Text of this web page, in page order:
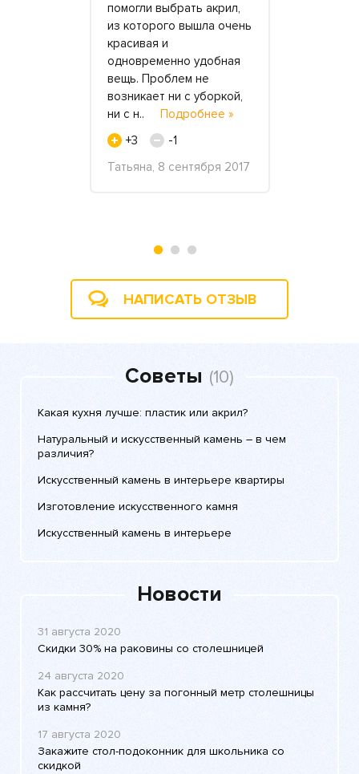
помогли выбрать акрил,
из которого вышла очень
красивая и
одновременно удобная
вещь. Проблем не
возникает ни с уборкой,
ни с н.. Подробнее »
+3
-1
Татьяна, 8 сентября 2017
НАПИСАТЬ ОТЗЫВ
Советы (10)
Какая кухня лучше: пластик или акрил?
Натуральный и искусственный камень – в чем
различия?
Искусственный камень в интерьере квартиры
Изготовление искусственного камня
Искусственный камень в интерьере
Новости
31 августа 2020
Скидки 30% на раковины со столешницей
24 августа 2020
Как рассчитать цену за погонный метр столешницы
из камня?
17 августа 2020
Закажите стол-подоконник для школьника со
скидкой